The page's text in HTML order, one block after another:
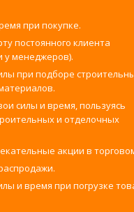
при покупке.
постоянного клиента
у менеджеров).
при подборе
силы и время, пользуясь
и отделочных
акции в
и время при погрузке